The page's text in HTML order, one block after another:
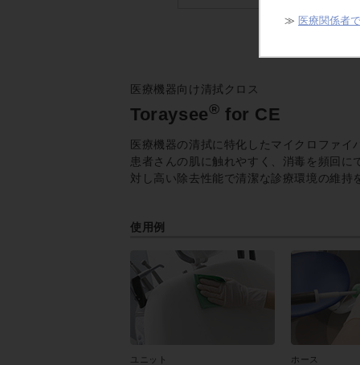
≫ 医療関係者
医療機器向け清拭クロス
Toraysee® for CE
医療機器の清拭に特化したマイクロファイ
患者さんの肌に触れやすく、消毒を頻回に
対し高い除去性能で清潔な診療環境の維持
使用例
ユニット ホース